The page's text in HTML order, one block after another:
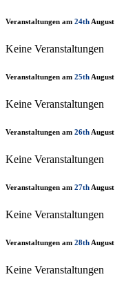
Veranstaltungen am 24th August
Keine Veranstaltungen
Veranstaltungen am 25th August
Keine Veranstaltungen
Veranstaltungen am 26th August
Keine Veranstaltungen
Veranstaltungen am 27th August
Keine Veranstaltungen
Veranstaltungen am 28th August
Keine Veranstaltungen